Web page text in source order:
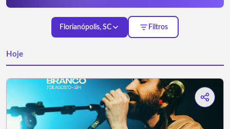
Florianópolis, SC Filtros
Hoje